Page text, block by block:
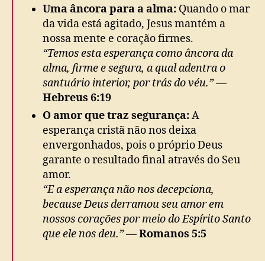
Uma âncora para a alma: Quando o mar
da vida está agitado, Jesus mantém a
nossa mente e coração firmes.
“Temos esta esperança como âncora da
alma, firme e segura, a qual adentra o
santuário interior, por trás do véu.”—
Hebreus 6:19
O amor que traz segurança:A
esperança cristã não nos deixa
envergonhados, pois o próprio Deus
garante o resultado final através do Seu
amor.
“E a esperança não nos decepciona,
because Deus derramou seu amor em
nossos corações por meio do Espírito Santo
que ele nos deu.”—Romanos 5:5